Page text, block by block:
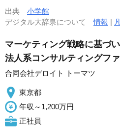
出典 小学館
デジタル大辞泉について情報 |
マーケティング戦略に基づ
法人系コンサルティングフ
合同会社デロイト トーマツ
東京都
年収～1,200万円
正社員